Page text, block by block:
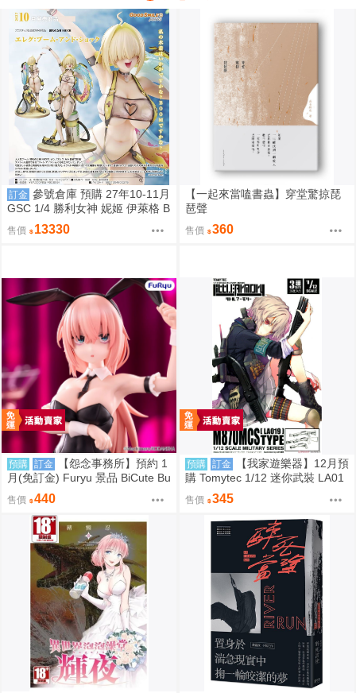
訂金 參號倉庫 預購 27年10-11月
GSC 1/4 勝利女神 妮姬 伊萊格 B
OOM與驚嚇 9/7
售價 13330
【一起來當嗑書蟲】穿堂驚掠琵
琶聲
售價 360
預購 訂金
【怨念事務所】預約 1
月(免訂金) Furyu 景品 BiCute Bu
nnies 學生會也有洞 陸奧駒絽 兔
女郎 0906
售價 440
預購 訂金
【我家遊樂器】12月預
購 Tomytec 1/12 迷你武裝 LA01
9 M870MCS 雷明登霰彈槍 再販
售價 345